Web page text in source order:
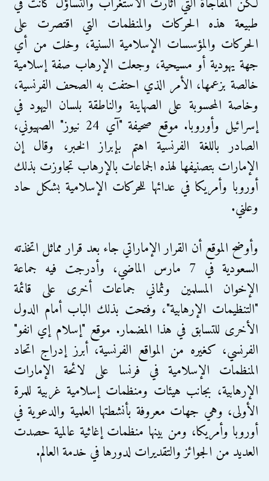
طبيعة هذه الحركات والمنظمات التي اقتصرت على
الحركات والمؤسسات الإسلامية السنية، وخلت من أي
جهة يهودية أو مسيحية، وجعلت الإرهاب صفة إسلامية
خالصة بزعمها، الأمر الذي احتفت به الصحف الفرنسية،
وخاصة المحسوبة على الصهاينة والناطقة بلسان اليهود في
إسرائيل وأوروبا. موقع صحيفة "آي 24 نيوز" الصهيوني،
الصادر باللغة الفرنسية اهتم بإبراز الخبر، وقال إن
الإمارات بتصنيفها لهذه الجماعات بالإرهاب تجاوزت بذلك
أوروبا وأمريكا في عدائها للحركات الإسلامية بشكل حاد
وعلني.
وأوضح الموقع أن القرار الإماراتي جاء بعد قرار مماثل اتخذته
السعودية في 7 مارس الماضي، وأدرجت فيه جماعة
الإخوان المسلمين وثماني جماعات أخرى على قائمة
"التنظيمات الإرهابية"، وفتحت بذلك الباب أمام الدول
الأخرى للتسابق في هذا المضمار. موقع "إسلام إي انفو"
الفرنسي، كغيره من المواقع الفرنسية، أبرز إدراج اتحاد
المنظمات الإسلامية في فرنسا على لائحة الإمارات
الإرهابية، بجانب هيئات ومنظمات إسلامية غربية للمرة
الأولى، وهي جهات معروفة بأنشطتها العلمية والدعوية في
أوروبا وأمريكا، ومن بينها منظمات إغاثية عالمية حصدت
العديد من الجوائز والتقديرات لدورها في خدمة العالم.